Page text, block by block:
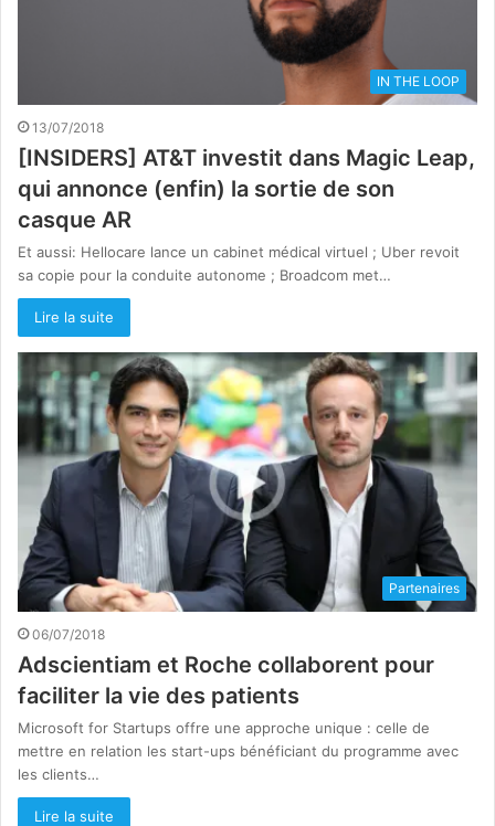
IN THE LOOP
13/07/2018
[INSIDERS] AT&T investit dans Magic Leap,
qui annonce (enfin) la sortie de son
casque AR
Et aussi: Hellocare lance un cabinet médical virtuel ; Uber revoit
sa copie pour la conduite autonome ; Broadcom met…
Lire la suite
Partenaires
06/07/2018
Adscientiam et Roche collaborent pour
faciliter la vie des patients
Microsoft for Startups offre une approche unique : celle de
mettre en relation les start-ups bénéficiant du programme avec
les clients…
Lire la suite